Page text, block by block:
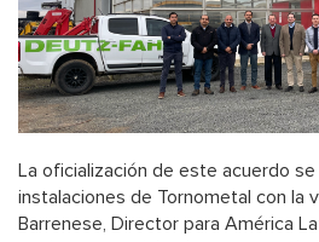
La oficialización de este acuerdo
instalaciones de Tornometal con la
Barrenese, Director para América